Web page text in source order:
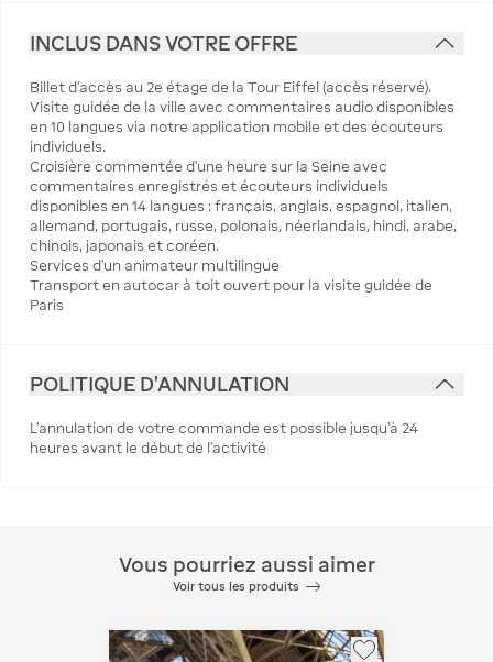
INCLUS DANS VOTRE OFFRE
Billet d'accès au 2e étage de la Tour Eiffel (accès réservé).
Visite guidée de la ville avec commentaires audio disponibles
en 10 langues via notre application mobile et des écouteurs
individuels.
Croisière commentée d'une heure sur la Seine avec
commentaires enregistrés et écouteurs individuels
disponibles en 14 langues : français, anglais, espagnol, italien,
allemand, portugais, russe, polonais, néerlandais, hindi, arabe,
chinois, japonais et coréen.
Services d'un animateur multilingue
Transport en autocar à toit ouvert pour la visite guidée de
Paris
POLITIQUE D'ANNULATION
L’annulation de votre commande est possible jusqu’à 24
heures avant le début de l’activité
Vous pourriez aussi aimer
Voir tous les produits